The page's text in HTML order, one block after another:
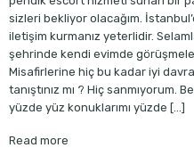
sizleri bekliyor olacağım.
iletişim kurmanız yeterlidir.
şehrinde kendi evimde
Misafirlerine hiç bu kadar iyi
tanıştınız mı ? Hiç sanmıyorum.
yüzde yüz konuklarımı yüzde […]
Read more